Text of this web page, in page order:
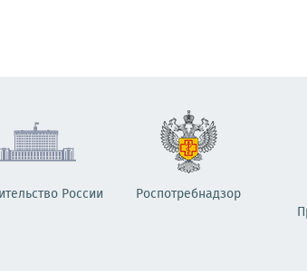
России Роспотребнадзор